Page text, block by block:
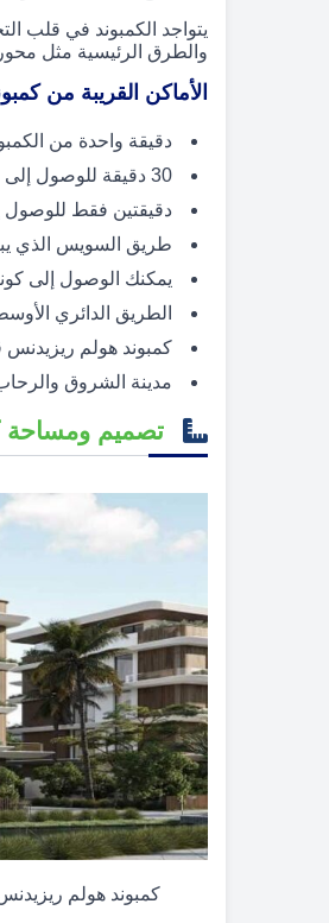
يتواجد الكمبوند في قلب
والطرق الرئيسية مثل
الأماكن القريبة من
دقيقة واحدة من
30 دقيقة للوصول إلى مدينة نصر ومصر الجديدة.
دقيقتين فقط للوصول
طريق السويس الذي
يمكنك الوصول إلى
الطريق الدائري
كمبوند هولم
مدينة الشروق
تصميم ومساحة
كمبوند هولم